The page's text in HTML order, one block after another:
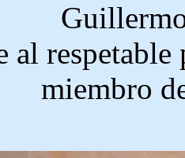
al
miembro